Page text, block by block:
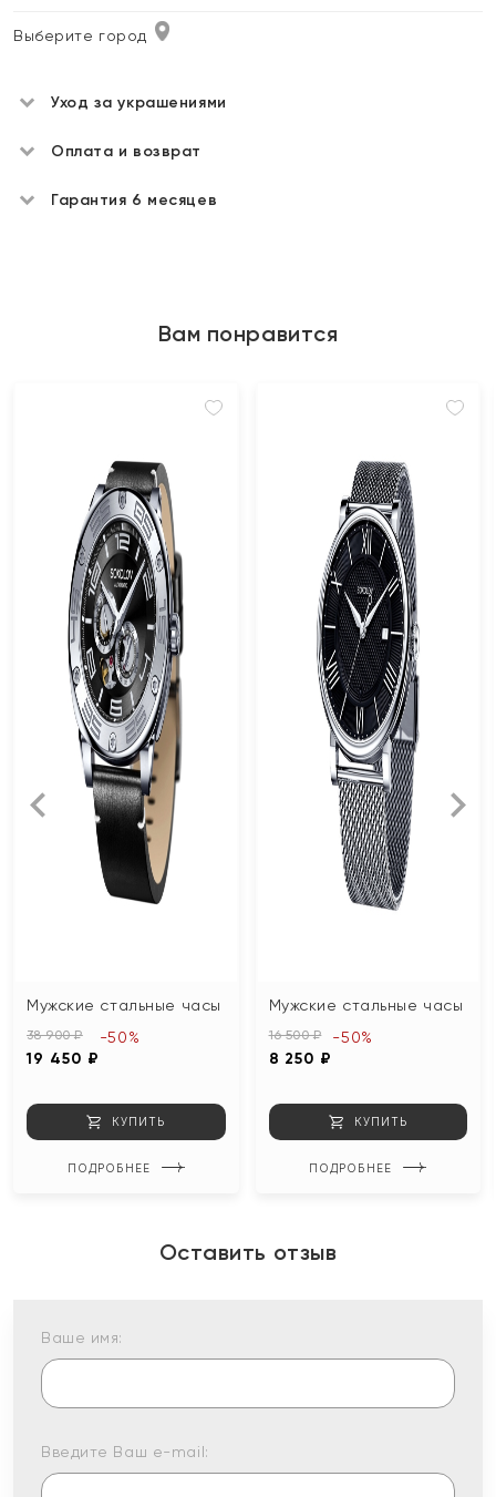
Выберите город
Уход за украшениями
Оплата и возврат
Гарантия 6 месяцев
Вам понравится
Мужские стальные часы
38 900 ₽
19 450 ₽
-50%
КУПИТЬ
ПОДРОБНЕЕ
Мужские стальные часы
16 500 ₽
8 250 ₽
-50%
КУПИТЬ
ПОДРОБНЕЕ
Оставить отзыв
Ваше имя:
Введите Ваш e-mail: